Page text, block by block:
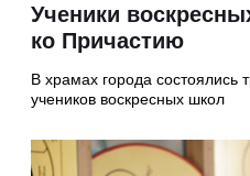
Ученики
ко Причастию
В храмах города
учеников воскресных школ